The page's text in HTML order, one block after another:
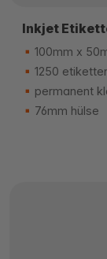
Inkjet
100mm x
1250
permanent
76mm hülse